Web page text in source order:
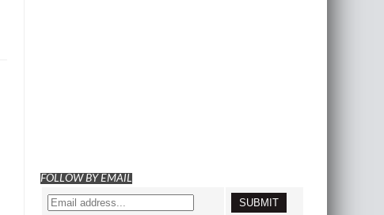
FOLLOW BY EMAIL